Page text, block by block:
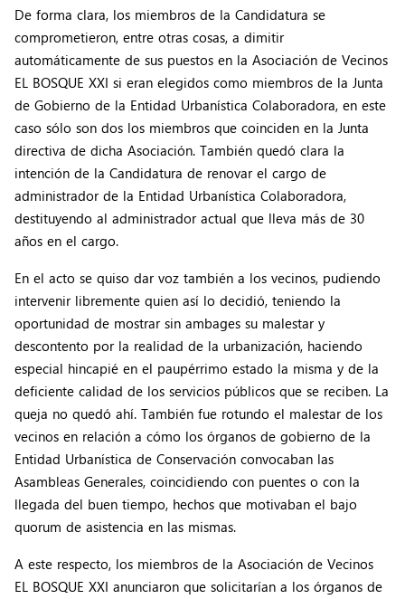
De forma clara, los miembros de la Candidatura se
comprometieron, entre otras cosas, a dimitir
automáticamente de sus puestos en la Asociación de Vecinos
EL BOSQUE XXI si eran elegidos como miembros de la Junta
de Gobierno de la Entidad Urbanística Colaboradora, en este
caso sólo son dos los miembros que coinciden en la Junta
directiva de dicha Asociación. También quedó clara la
intención de la Candidatura de renovar el cargo de
administrador de la Entidad Urbanística Colaboradora,
destituyendo al administrador actual que lleva más de 30
años en el cargo.
En el acto se quiso dar voz también a los vecinos, pudiendo
intervenir libremente quien así lo decidió, teniendo la
oportunidad de mostrar sin ambages su malestar y
descontento por la realidad de la urbanización, haciendo
especial hincapié en el paupérrimo estado la misma y de la
deficiente calidad de los servicios públicos que se reciben. La
queja no quedó ahí. También fue rotundo el malestar de los
vecinos en relación a cómo los órganos de gobierno de la
Entidad Urbanística de Conservación convocaban las
Asambleas Generales, coincidiendo con puentes o con la
llegada del buen tiempo, hechos que motivaban el bajo
quorum de asistencia en las mismas.
A este respecto, los miembros de la Asociación de Vecinos
EL BOSQUE XXI anunciaron que solicitarían a los órganos de